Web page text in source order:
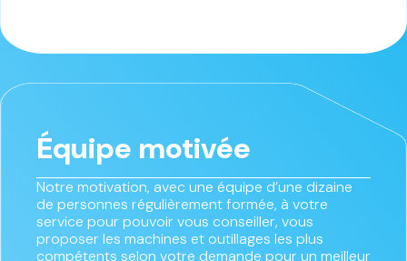
Équipe motivée
Notre motivation, avec une équipe d’une dizaine
de personnes régulièrement formée, à votre
service pour pouvoir vous conseiller, vous
proposer les machines et outillages les plus
compétents selon votre demande pour un meilleur